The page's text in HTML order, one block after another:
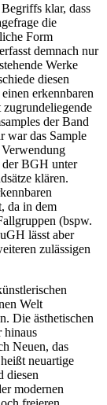
klar, dass
die
Form
demnach nur
Werke
diesen
erkennbaren
der Band
war das Sample
der BGH unter
klären.
da in dem
(bspw.
lässt aber
zulässigen
Welt
Die ästhetischen
hinaus
Neuen, das
neuartige
diesen
modernen